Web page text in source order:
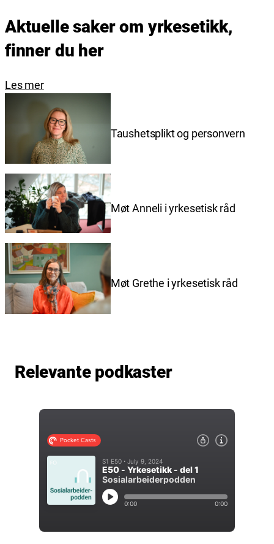
Aktuelle saker om yrkesetikk,
finner du her
Les mer
Taushetsplikt og personvern
Møt Anneli i yrkesetisk råd
Møt Grethe i yrkesetisk råd
Relevante podkaster